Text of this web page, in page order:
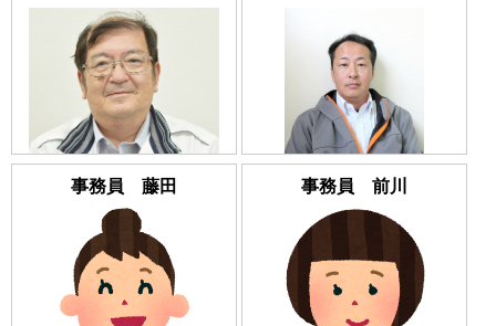
事務員 藤田 事務員 前川